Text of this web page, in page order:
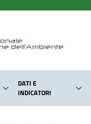
DATI E
INDICATORI